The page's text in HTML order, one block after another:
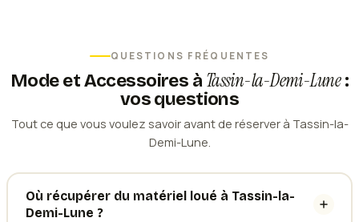
QUESTIONS FRÉQUENTES
Mode et Accessoires àTassin-la-Demi-Lune:
vos questions
Tout ce que vous voulez savoir avant de réserver à Tassin-la-
Demi-Lune.
Où récupérer du matériel loué à Tassin-la-
Demi-Lune ?